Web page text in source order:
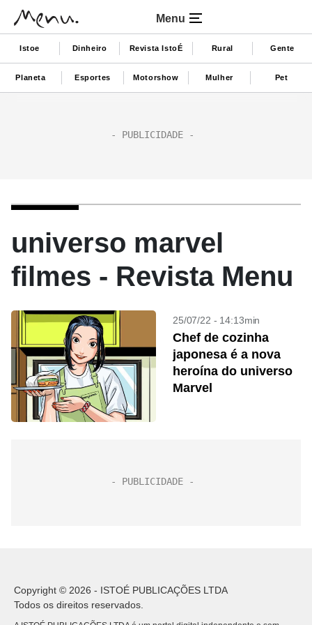
Menu
Istoe Dinheiro Revista IstoÉ Rural Gente
Planeta Esportes Motorshow Mulher Pet
universo marvel
filmes - Revista Menu
25/07/22 - 14:13min
Chef de cozinha
japonesa é a nova
heroína do universo
Marvel
Copyright © 2026 - ISTOÉ PUBLICAÇÕES LTDA
Todos os direitos reservados.